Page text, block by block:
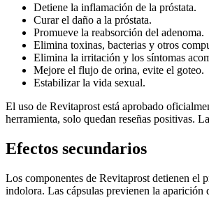
Detiene la inflamación de la próstata.
Curar el daño a la próstata.
Promueve la reabsorción del adenoma.
Elimina toxinas, bacterias y otros
Elimina la irritación y los síntomas
Mejore el flujo de orina, evite el goteo.
Estabilizar la vida sexual.
El uso de Revitaprost está aprobado
herramienta, solo quedan reseñas positivas.
Efectos secundarios
Los componentes de Revitaprost detienen el
indolora. Las cápsulas previenen la